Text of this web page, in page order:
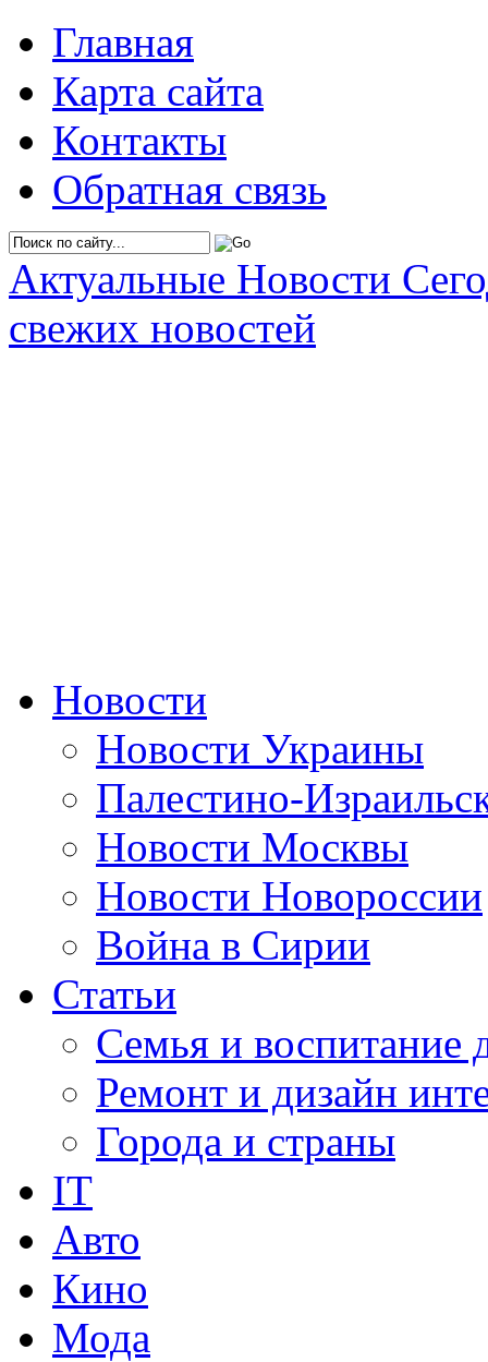
Главная
Карта сайта
Контакты
Обратная связь
Актуальные Новости
свежих новостей
Новости
Новости Украины
Палестино-
Новости Москвы
Новости Новороссии
Война в Сирии
Статьи
Семья и воспитание
Ремонт и дизайн
Города и страны
IT
Авто
Кино
Мода